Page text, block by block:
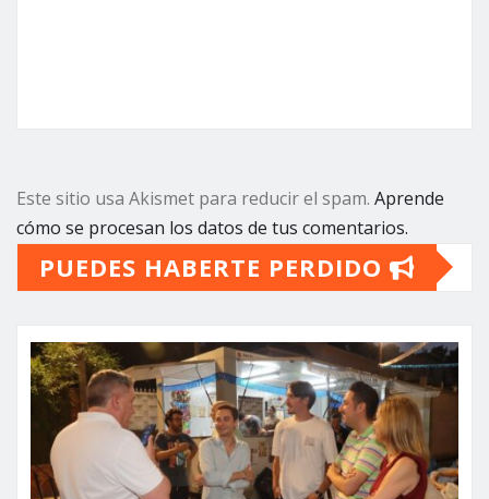
Este sitio usa Akismet para reducir el spam. Aprende
cómo se procesan los datos de tus comentarios.
PUEDES HABERTE PERDIDO